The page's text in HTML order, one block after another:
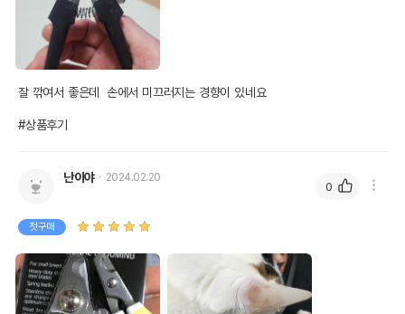
잘 깎여서 좋은데  손에서 미끄러지는 경향이 있네요
#상품후기
난이야 2024.02.20
첫구매
0